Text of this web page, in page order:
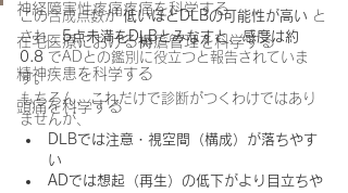
神経障害性疼痛疼痛を科学する
在宅医療における褥瘡管理を科学する
精神疾患を科学する
頭痛を科学する
この合成点数が 低いほどDLBの可能性が高い と
され、5点未満をDLBとみなすと、感度は約
0.8 でADとの鑑別に役立つと報告されていま
す。
もちろん、これだけで診断がつくわけではあり
ませんが、
DLBでは注意・視空間（構成）が落ちやす
い
ADでは想起（再生）の低下がより目立ちや